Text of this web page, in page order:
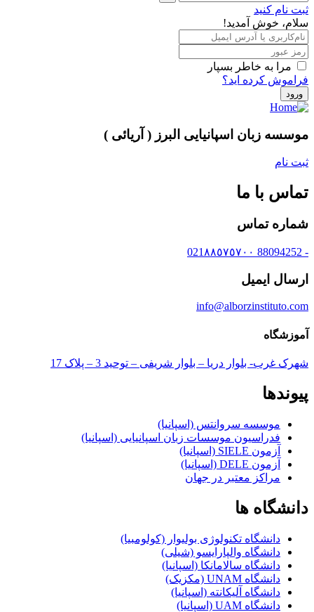
ثبت نام کنید
سلام، خوش آمدید!
مرا به خاطر بسپار
فراموش کرده اید؟
ورود
موسسه زبان اسپانیایی البرز ( آریائی )
ثبت نام
تماس با ما
شماره تماس
- 88094252 021٨٨٥٧٥٧٠٠
ارسال ایمیل
info@alborzinstituto.com
آموزشگاه
شهرک غرب- بلوار دریا – بلوار شریفی – توحید 3 – پلاک 17
پیوندها
موسسه سروانتس (اسپانیا)
فدراسیون موسسات زبان اسپانیایی (اسپانیا)
آزمون SIELE (اسپانیا)
آزمون DELE (اسپانیا)
مراکز معتبر در جهان
دانشگاه ها
دانشگاه تکنولوژی بولیوار (کولومبیا)
دانشگاه والپارایسو (شیلی)
دانشگاه سالامانکا (اسپانیا)
دانشگاه UNAM (مکزیک)
دانشگاه آلیکانته (اسپانیا)
دانشگاه UAM (اسپانیا)